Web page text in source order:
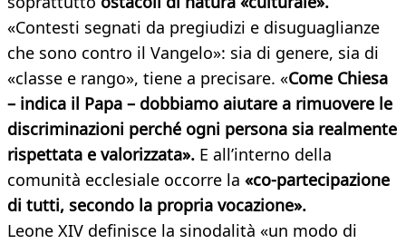
«Contesti segnati da pregiudizi e disuguaglianze
che sono contro il Vangelo»: sia di genere, sia di
«classe e rango», tiene a precisare. «Come Chiesa
– indica il Papa – dobbiamo aiutare a rimuovere le
discriminazioni perché ogni persona sia realmente
rispettata e valorizzata». E all’interno della
comunità ecclesiale occorre la «co-partecipazione
di tutti, secondo la propria vocazione».
Leone XIV definisce la sinodalità «un modo di